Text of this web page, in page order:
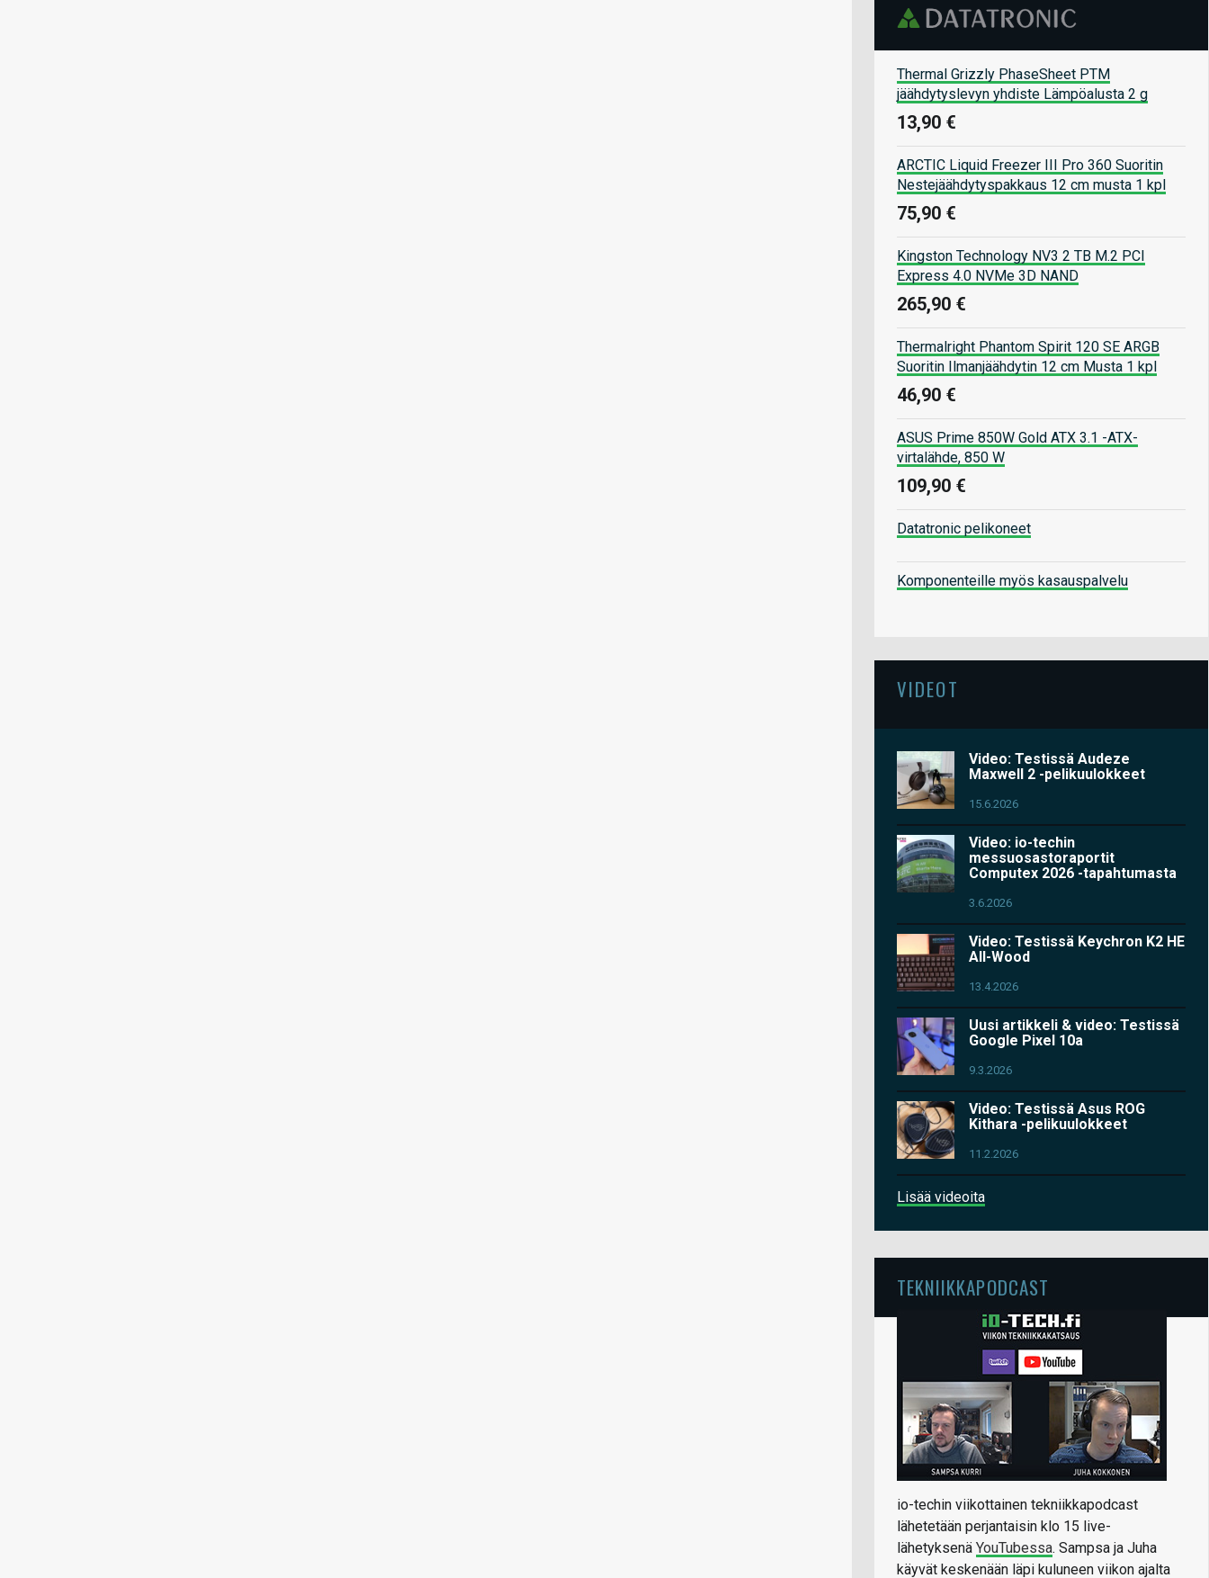
Thermal Grizzly PhaseSheet PTM
jäähdytyslevyn yhdiste Lämpöalusta 2 g
13,90 €
ARCTIC Liquid Freezer III Pro 360 Suoritin
Nestejäähdytyspakkaus 12 cm musta 1 kpl
75,90 €
Kingston Technology NV3 2 TB M.2 PCI
Express 4.0 NVMe 3D NAND
265,90 €
Thermalright Phantom Spirit 120 SE ARGB
Suoritin Ilmanjäähdytin 12 cm Musta 1 kpl
46,90 €
ASUS Prime 850W Gold ATX 3.1 -ATX-
virtalähde, 850 W
109,90 €
Datatronic pelikoneet
Komponenteille myös kasauspalvelu
VIDEOT
Video: Testissä Audeze
Maxwell 2 -pelikuulokkeet
15.6.2026
Video: io-techin
messuosastoraportit
Computex 2026 -tapahtumasta
3.6.2026
Video: Testissä Keychron K2 HE
All-Wood
13.4.2026
Uusi artikkeli & video: Testissä
Google Pixel 10a
9.3.2026
Video: Testissä Asus ROG
Kithara -pelikuulokkeet
11.2.2026
Lisää videoita
TEKNIIKKAPODCAST
io-techin viikottainen tekniikkapodcast
lähetetään perjantaisin klo 15 live-
lähetyksenä YouTubessa. Sampsa ja Juha
käyvät keskenään läpi kuluneen viikon ajalta